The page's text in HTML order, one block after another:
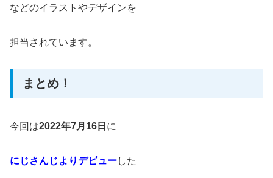
などのイラストやデザインを
担当されています。
まとめ！
今回は2022年7月16日 に
にじさんじよりデビューした